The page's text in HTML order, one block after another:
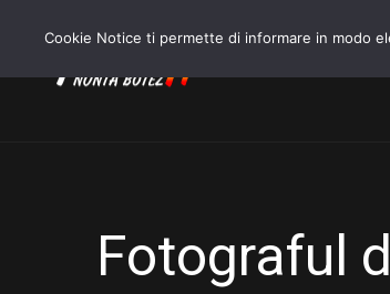
Fotograful
Cookie Notice ti permette di informare in modo